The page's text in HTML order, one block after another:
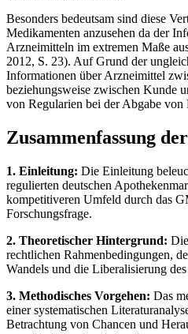
Besonders bedeutsam sind diese
Medikamenten anzusehen da der
Arzneimitteln im extremen Maße
2012, S. 23). Auf Grund der
Informationen über Arzneimittel
beziehungsweise zwischen Kunde
von Regularien bei der Abgabe von
Zusammenfassung
1. Einleitung: Die Einleitung
regulierten deutschen
kompetitiveren Umfeld durch das
Forschungsfrage.
2. Theoretischer Hintergrund:
rechtlichen Rahmenbedingungen,
Wandels und die Liberalisierung
3. Methodisches Vorgehen: Das
einer systematischen
Betrachtung von Chancen und